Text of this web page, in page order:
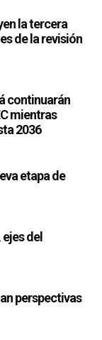
la tercera
de la revisión
continuarán
mientras
2036
etapa de
del
perspectivas